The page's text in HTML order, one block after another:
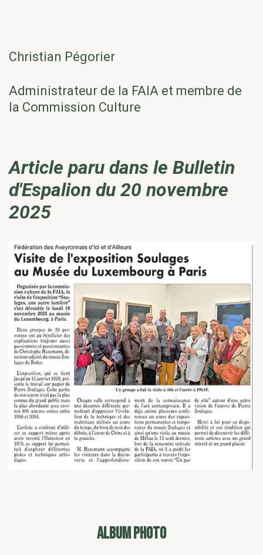
Christian Pégorier
Administrateur de la FAIA et membre de
la Commission Culture
Article paru dans le Bulletin
d'Espalion du 20 novembre
2025
ALBUM PHOTO